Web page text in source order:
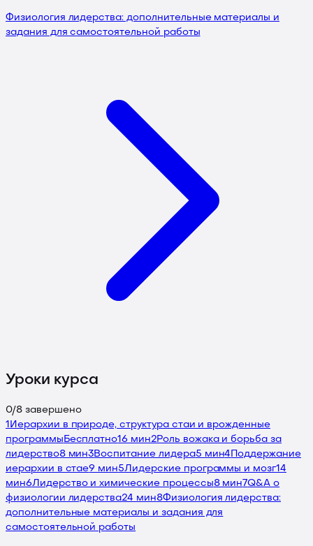
Физиология лидерства: дополнительные материалы и
задания для самостоятельной работы
Уроки курса
0/8завершено
1 Иерархии в природе, структура стаи и врожденные
программы Бесплатно16 мин2Роль вожака и борьба за
лидерство8 мин3Воспитание лидера5 мин4
Поддержание
иерархии в стае9 мин5Лидерские программы и мозг14
мин6Лидерство и химические процессы8 мин 7Q&A о
физиологии лидерства24 мин8Физиология лидерства:
дополнительные материалы и задания для
самостоятельной работы